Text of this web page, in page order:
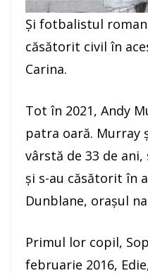
Şi fotbalistul roman
căsătorit civil în
Carina.
Tot în 2021, Andy
patra oară. Murray
vârstă de 33 de
şi s-au căsătorit în
Dunblane, oraşul
Primul lor copil,
februarie 2016,